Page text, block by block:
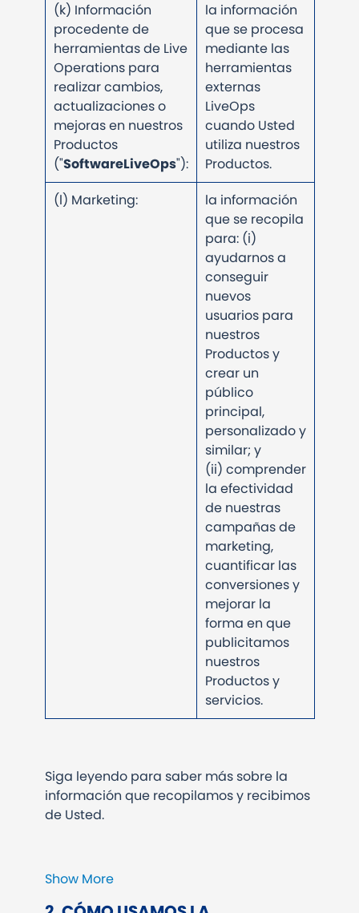
(k) Información
procedente de
herramientas de Live
Operations para
realizar cambios,
actualizaciones o
mejoras en nuestros
Productos
("SoftwareLiveOps"):
la información
que se procesa
mediante las
herramientas
externas
LiveOps
cuando Usted
utiliza nuestros
Productos.
(l) Marketing:
la información
que se recopila
para: (i)
ayudarnos a
conseguir
nuevos
usuarios para
nuestros
Productos y
crear un
público
principal,
personalizado y
similar; y
(ii) comprender
la efectividad
de nuestras
campañas de
marketing,
cuantificar las
conversiones y
mejorar la
forma en que
publicitamos
nuestros
Productos y
servicios.
Siga leyendo para saber más sobre la
información que recopilamos y recibimos
de Usted.
Show More